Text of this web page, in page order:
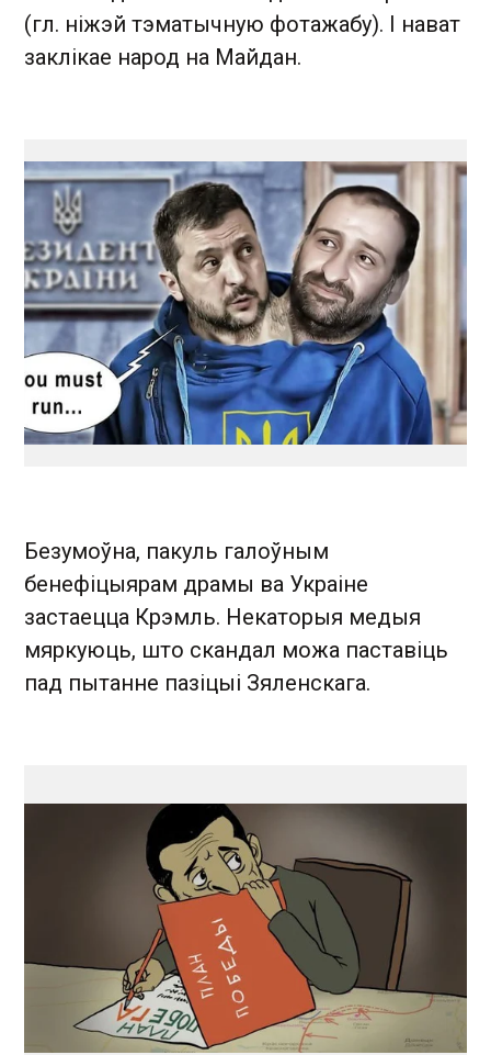
(гл. ніжэй тэматычную фотажабу). І нават
заклікае народ на Майдан.
Безумоўна, пакуль галоўным
бенефіцыярам драмы ва Украіне
застаецца Крэмль. Некаторыя медыя
мяркуюць, што скандал можа паставіць
пад пытанне пазіцыі Зяленскага.